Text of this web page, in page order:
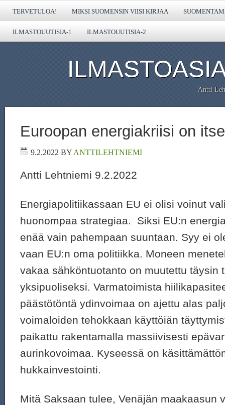
TERVETULOA! MIKSI SUOMENSIN VIISI KIRJAA
ILMASTOUUTISIA-1 ILMASTOUUTISIA-2
Antti
Euroopan energiakriisi on
9.2.2022 BYANTTILEHTNIEMI
Antti Lehtniemi 9.2.2022
Energiapolitiikassaan EU ei olisi voinut
huonompaa strategiaa. Siksi EU:n
enää vain pahempaan suuntaan. Syy ei
vaan EU:n oma politiikka. Moneen
vakaa sähköntuotanto on muutettu täysin
yksipuoliseksi. Varmatoimista
päästötöntä ydinvoimaa on ajettu alas
voimaloiden tehokkaan käyttöiän
paikattu rakentamalla massiivisesti
aurinkovoimaa. Kyseessä on
hukkainvestointi.
Mitä Saksaan tulee, Venäjän maakaasun